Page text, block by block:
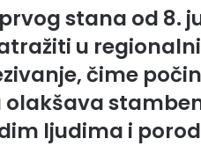
stana od 8.
u
čime
olakšava
ljudima i